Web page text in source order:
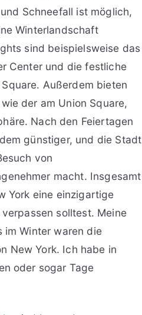
Schneefall ist möglich,
Winterlandschaft
sind beispielsweise das
Center und die festliche
Außerdem bieten
der am Union Square,
Nach den Feiertagen
günstiger, und die Stadt
von
macht. Insgesamt
York eine einzigartige
solltest. Meine
im Winter waren die
New York. Ich habe in
oder sogar Tage